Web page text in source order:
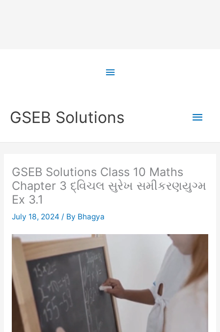
Above
GSEB Solutions
Main
GSEB Solutions Class 10 Maths
Chapter 3 દ્વિચલ સુરેખ સમીકરણયુગ્મ
Ex 3.1
July 18, 2024 / By Bhagya